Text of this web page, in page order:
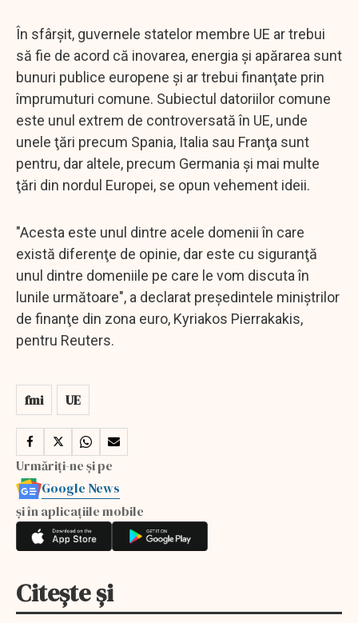
În sfârşit, guvernele statelor membre UE ar trebui
să fie de acord că inovarea, energia şi apărarea sunt
bunuri publice europene şi ar trebui finanţate prin
împrumuturi comune. Subiectul datoriilor comune
este unul extrem de controversată în UE, unde
unele ţări precum Spania, Italia sau Franţa sunt
pentru, dar altele, precum Germania şi mai multe
ţări din nordul Europei, se opun vehement ideii.
"Acesta este unul dintre acele domenii în care
există diferenţe de opinie, dar este cu siguranţă
unul dintre domeniile pe care le vom discuta în
lunile următoare", a declarat preşedintele miniştrilor
de finanţe din zona euro, Kyriakos Pierrakakis,
pentru Reuters.
fmi UE
Urmăriți-ne și pe
Google News
și în aplicațiile mobile
Citește și